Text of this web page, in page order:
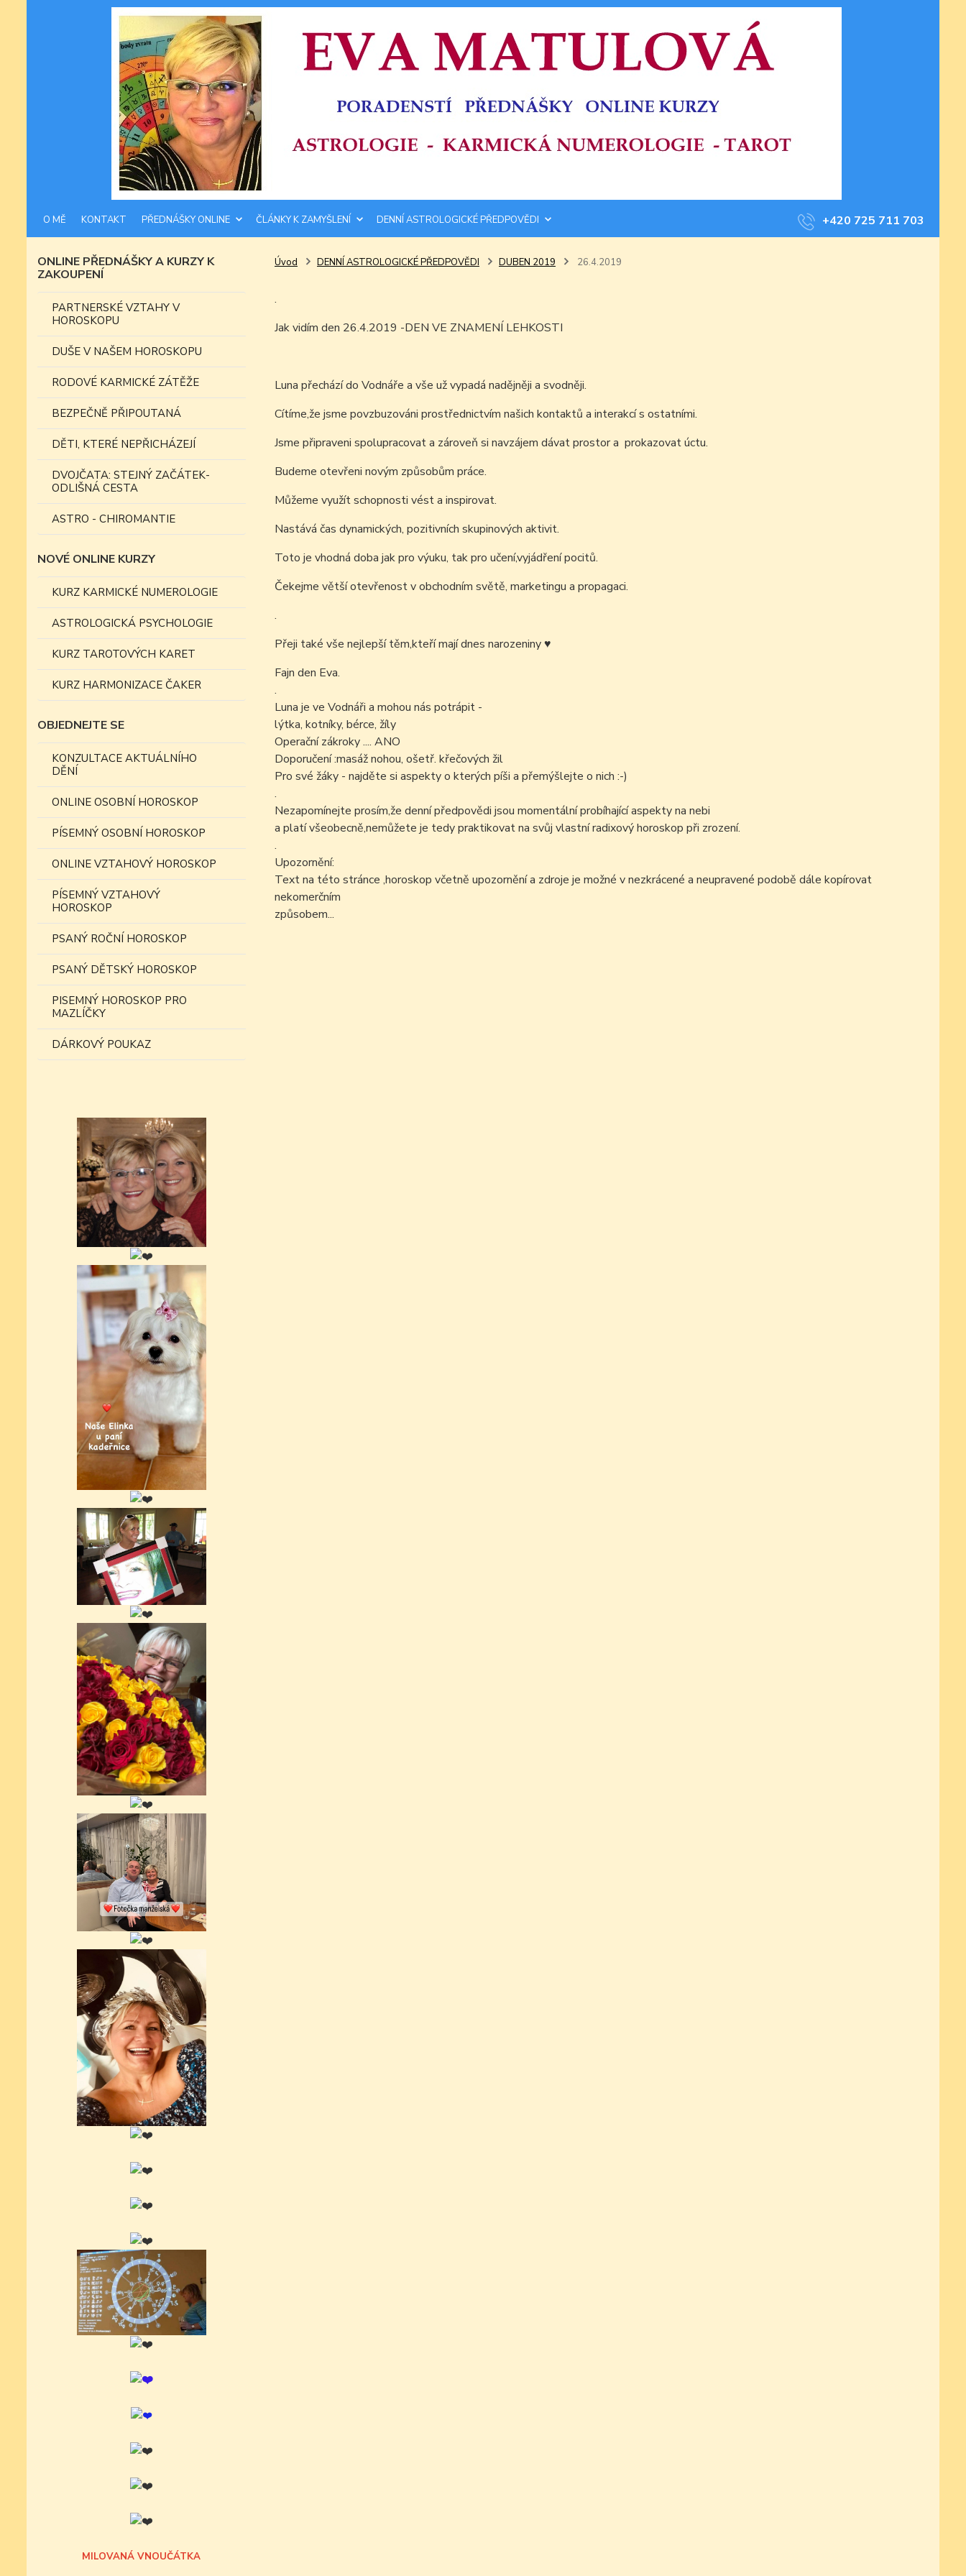
O MĚ KONTAKT PŘEDNÁŠKY ONLINE ČLÁNKY K ZAMYŠLENÍ DENNÍ ASTROLOGICKÉ PŘEDPOVĚDI +420 725 711 703
ONLINE PŘEDNÁŠKY A KURZY K
ZAKOUPENÍ
PARTNERSKÉ VZTAHY V
HOROSKOPU
DUŠE V NAŠEM HOROSKOPU
RODOVÉ KARMICKÉ ZÁTĚŽE
BEZPEČNĚ PŘIPOUTANÁ
DĚTI, KTERÉ NEPŘICHÁZEJÍ
DVOJČATA: STEJNÝ ZAČÁTEK-
ODLIŠNÁ CESTA
ASTRO - CHIROMANTIE
NOVÉ ONLINE KURZY
KURZ KARMICKÉ NUMEROLOGIE
ASTROLOGICKÁ PSYCHOLOGIE
KURZ TAROTOVÝCH KARET
KURZ HARMONIZACE ČAKER
OBJEDNEJTE SE
KONZULTACE AKTUÁLNÍHO
DĚNÍ
ONLINE OSOBNÍ HOROSKOP
PÍSEMNÝ OSOBNÍ HOROSKOP
ONLINE VZTAHOVÝ HOROSKOP
PÍSEMNÝ VZTAHOVÝ
HOROSKOP
PSANÝ ROČNÍ HOROSKOP
PSANÝ DĚTSKÝ HOROSKOP
PISEMNÝ HOROSKOP PRO
MAZLÍČKY
DÁRKOVÝ POUKAZ
MILOVANÁ VNOUČÁTKA
Úvod DENNÍ ASTROLOGICKÉ PŘEDPOVĚDI DUBEN 2019 26.4.2019
.
Jak vidím den 26.4.2019 -DEN VE ZNAMENÍ LEHKOSTI
Luna přechází do Vodnáře a vše už vypadá nadějněji a svodněji.
Cítíme,že jsme povzbuzováni prostřednictvím našich kontaktů a interakcí s ostatními.
Jsme připraveni spolupracovat a zároveň si navzájem dávat prostor a prokazovat úctu.
Budeme otevřeni novým způsobům práce.
Můžeme využít schopnosti vést a inspirovat.
Nastává čas dynamických, pozitivních skupinových aktivit.
Toto je vhodná doba jak pro výuku, tak pro učení,vyjádření pocitů.
Čekejme větší otevřenost v obchodním světě, marketingu a propagaci.
.
Přeji také vše nejlepší těm,kteří mají dnes narozeniny♥
Fajn den Eva.
.
Luna je ve Vodnáři a mohou nás potrápit -
lýtka, kotníky, bérce, žíly
Operační zákroky .... ANO
Doporučení :masáž nohou, ošetř. křečových žil
Pro své žáky - najděte si aspekty o kterých píši a přemýšlejte o nich :-)
.
Nezapomínejte prosím,že denní předpovědi jsou momentální probíhající aspekty na nebi
a platí všeobecně,nemůžete je tedy praktikovat na svůj vlastní radixový horoskop při zrození.
.
Upozornění:
Text na této stránce ,horoskop včetně upozornění a zdroje je možné v nezkrácené a neupravené podobě dále kopírovat
nekomerčním
způsobem...